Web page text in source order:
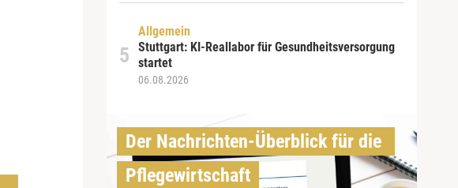
Allgemein
Stuttgart: KI-Reallabor für Gesundheitsversorgung
startet
06.08.2026
Der Nachrichten-Überblick für die
Pflegewirtschaft